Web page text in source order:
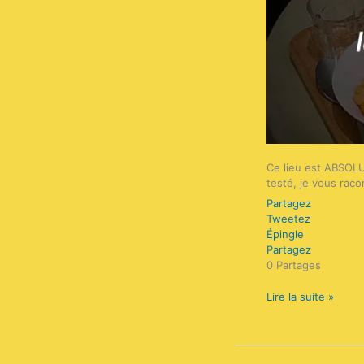
Ce lieu est
testé, je vous
Partagez
Tweetez
Épingle
Partagez
0 Partages
Lire la suite »